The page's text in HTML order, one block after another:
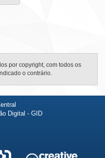
por copyright, com todos os
o contrário.
Digital - GID